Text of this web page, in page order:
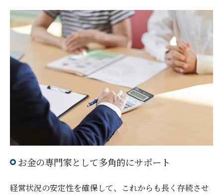
お金の専門家として多角的にサポート
経営状況の安定性を確保して、これからも長く存続させ